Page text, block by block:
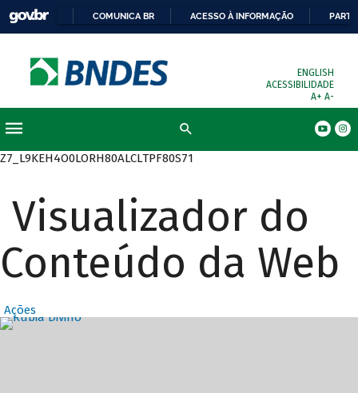
COMUNICA BR ACESSO À INFORMAÇÃO
ENGLISH
ACESSIBILIDADE
A+ A-
Z7_L9KEH4O0LORH80ALCLTPF80S71
Visualizador do
Conteúdo da Web
Ações
Destaques